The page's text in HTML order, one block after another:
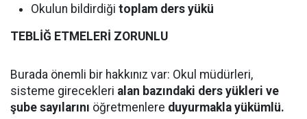
Okulun bildirdiği toplam ders yükü
TEBLİĞ ETMELERİ ZORUNLU
Burada önemli bir hakkınız var: Okul müdürleri,
sisteme girecekleri alan bazındaki ders yükleri ve
şube sayılarını öğretmenlere duyurmakla yükümlü.